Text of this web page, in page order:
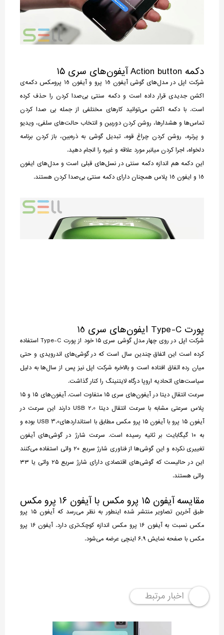
دکمه Action button آیفون‌های سری ۱۵
شرکت اپل در مدل‌های گوشی آیفون 15 پرو و آیفون 15 پرومکس دکمه‌ی
اکشن جدیدی قرار داده است و دکمه سنتی بی‌صدا کردن را حذف کرده
است. با دکمه اکشن می‌توانید کارهای مختلفی از جمله بی صدا کردن
تماس‌ها و هشدارها، روشن کردن دوربین و انتخاب حالت‌های سلفی، ویدیو
و پرتره، روشن کردن چراغ قوه، تبدیل گوشی به ذره‌بین، باز کردن برنامه
دلخواه، اجرا کردن میانبر مورد علاقه و غیره را انجام دهید.
این دکمه هم اندازه دکمه سنتی در نسل‌های قبلی است و مدل‌های ایفون
15 و ایفون 15 پلاس همچنان دارای دکمه سنتی بی‌صدا کردن هستند.
پورت Type-C ایفون‌های سری 15
شرکت اپل در روی چهار مدل گوشی سری ۱۵ خود از پورت Type-C استفاده
کرده است این اتفاق چندین سال است که در گوشی‌های اندرویدی و حتی
میان رده اتفاق افتاده است و بالاخره شرکت اپل نیز پس از سال‌ها به دلیل
سیاست‌های اتحادیه اروپا درگاه لایتنینگ را کنار گذاشت.
سرعت انتقال دیتا در آیفون‌های سری ۱۵ متفاوت است. آیفون‌های ۱۵ و ۱۵
پلاس سرعتی مشابه با سرعت انتقال دیتا USB 2.0 دارند این سرعت در
آیفون ۱۵ پرو با آیفون ۱۵ پرو مکس مطابق با استانداردهایUSB 3.0 بوده و
به ۱۰ گیگابایت بر ثانیه رسیده است. سرعت شارژ در گوشی‌های آیفون
تغییری نکرده و این گوشی‌ها از فناوری شارژ سریع ۲۰ واتی استفاده می‌کنند
این در حالیست که گوشی‌های اقتصادی دارای شارژ سریع ۲۵ واتی یا ۳۳
واتی هستند.
مقایسه آیفون ۱۵ پرو مکس با آیفون ۱۶ پرو مکس
طبق آخرین تصاویر منتشر شده اینطور به نظر می‌رسد که آیفون ۱۵ پرو
مکس نسبت به آیفون ۱۶ پرو مکس اندازه کوچک‌تری دارد. آیفون ۱۶ پرو
مکس با صفحه نمایش ۶.۹ اینچی عرضه می‌شود.
اخبار مرتبط